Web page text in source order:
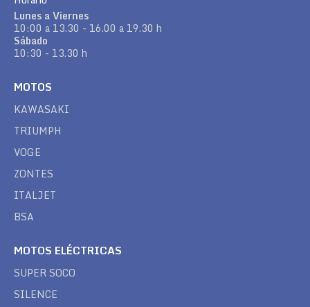
Lunes a Viernes
10:00 a 13.30 - 16.00 a 19.30 h
Sábado
10:30 - 13.30 h
MOTOS
KAWASAKI
TRIUMPH
VOGE
ZONTES
ITALJET
BSA
MOTOS ELÉCTRICAS
SUPER SOCO
SILENCE